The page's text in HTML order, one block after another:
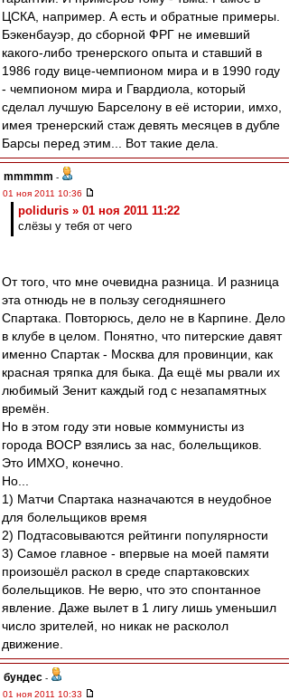
ЦСКА, например. А есть и обратные примеры.
Бэкенбауэр, до сборной ФРГ не имевший
какого-либо тренерского опыта и ставший в
1986 году вице-чемпионом мира и в 1990 году
- чемпионом мира и Гвардиола, который
сделал лучшую Барселону в её истории, имхо,
имея тренерский стаж девять месяцев в дубле
Барсы перед этим... Вот такие дела.
mmmmm -
01 ноя 2011 10:36
poliduris » 01 ноя 2011 11:22
слёзы у тебя от чего
От того, что мне очевидна разница. И разница
эта отнюдь не в пользу сегодняшнего
Спартака. Повторюсь, дело не в Карпине. Дело
в клубе в целом. Понятно, что питерские давят
именно Спартак - Москва для провинции, как
красная тряпка для быка. Да ещё мы рвали их
любимый Зенит каждый год с незапамятных
времён.
Но в этом году эти новые коммунисты из
города ВОСР взялись за нас, болельщиков.
Это ИМХО, конечно.
Но...
1) Матчи Спартака назначаются в неудобное
для болельщиков время
2) Подтасовываются рейтинги популярности
3) Самое главное - впервые на моей памяти
произошёл раскол в среде спартаковских
болельщиков. Не верю, что это спонтанное
явление. Даже вылет в 1 лигу лишь уменьшил
число зрителей, но никак не расколол
движение.
бундес -
01 ноя 2011 10:33